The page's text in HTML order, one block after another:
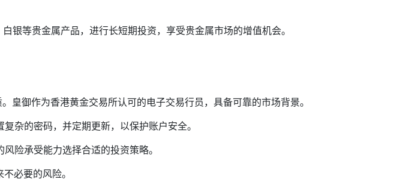
银等贵金属产品，进行长短期投资，享受贵金属市场的增值机会。
皇御作为香港黄金交易所认可的电子交易行员，具备可靠的市场背景。
杂的密码，并定期更新，以保护账户安全。
险承受能力选择合适的投资策略。
必要的风险。